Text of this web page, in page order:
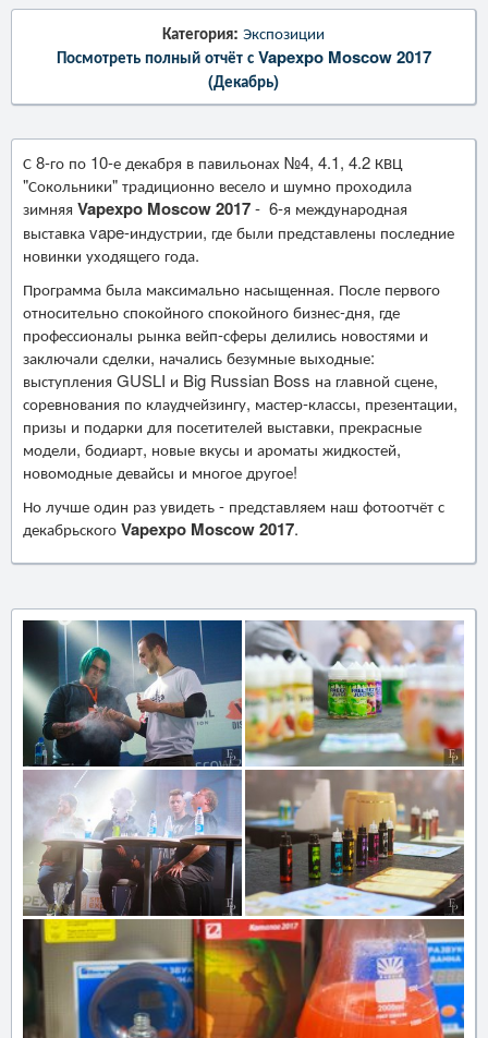
Категория: Экспозиции
Посмотреть полный отчёт с Vapexpo Moscow 2017
(Декабрь)
С 8-го по 10-е декабря в павильонах №4, 4.1, 4.2 КВЦ
"Сокольники" традиционно весело и шумно проходила
зимняя Vapexpo Moscow 2017- 6-я международная
выставка vape-индустрии, где были представлены последние
новинки уходящего года.
Программа была максимально насыщенная. После первого
относительно спокойного спокойного бизнес-дня, где
профессионалы рынка вейп-сферы делились новостями и
заключали сделки, начались безумные выходные:
выступления GUSLI и Big Russian Boss на главной сцене,
соревнования по клаудчейзингу, мастер-классы, презентации,
призы и подарки для посетителей выставки, прекрасные
модели, бодиарт, новые вкусы и ароматы жидкостей,
новомодные девайсы и многое другое!
Но лучше один раз увидеть - представляем наш фотоотчёт с
декабрьскогоVapexpo Moscow 2017.